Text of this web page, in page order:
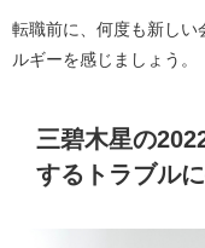
転職前に、何度も新しい
ルギーを感じましょう。
三碧木星の
するトラブルに